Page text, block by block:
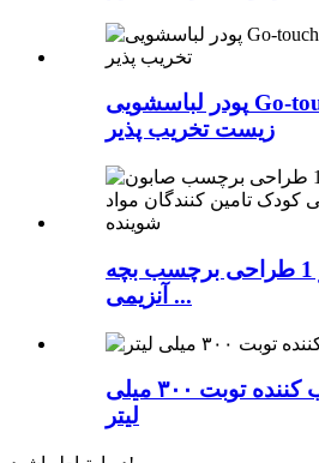
پودر لباسشویی Go-touch 2 کیلوگرمی،
زیست تخریب پذیر
کارخانه چین 3 در 1 طراحی برچسب بچه
آنزیمی ...
اسپری مرطوب کننده توبت ۳۰۰ میلی
لیتر